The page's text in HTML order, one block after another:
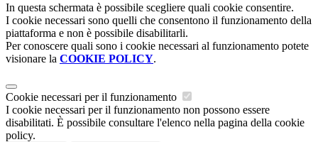
In questa schermata è possibile scegliere quali cookie consentire.
I cookie necessari sono quelli che consentono il funzionamento della
piattaforma e non è possibile disabilitarli.
Per conoscere quali sono i cookie necessari al funzionamento potete
visionare la COOKIE POLICY.
Cookie necessari per il funzionamento
I cookie necessari per il funzionamento non possono essere
disabilitati. È possibile consultare l'elenco nella pagina della cookie
policy.